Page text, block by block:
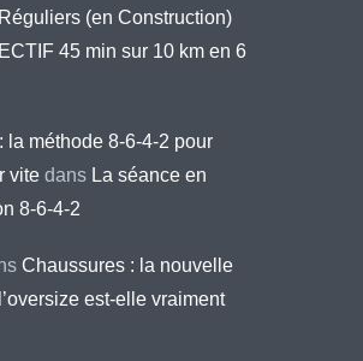
(en Construction)
45 min sur 10 km en 6
la méthode 8-6-4-2 pour
vite dans La séance en
8-6-4-2
Chaussures : la nouvelle
est-elle vraiment